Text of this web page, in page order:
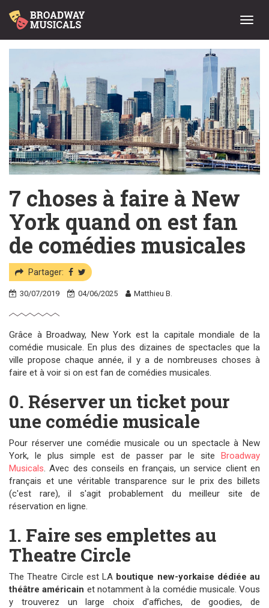
Menu
7 choses à faire à New
York quand on est fan
de comédies musicales
Partager:
30/07/2019 04/06/2025 Matthieu B.
Grâce à Broadway, New York est la capitale mondiale de la
comédie musicale. En plus des dizaines de spectacles que la
ville propose chaque année, il y a de nombreuses choses à
faire et à voir si on est fan de comédies musicales.
0. Réserver un ticket pour
une comédie musicale
Pour réserver une comédie musicale ou un spectacle à New
York, le plus simple est de passer par le site Broadway
Musicals. Avec des conseils en français, un service client en
français et une véritable transparence sur le prix des billets
(c'est rare), il s'agit probablement du meilleur site de
réservation en ligne.
1. Faire ses emplettes au
Theatre Circle
The Theatre Circle est LA boutique new-yorkaise dédiée au
théâtre américain et notamment à la comédie musicale. Vous
y trouverez un large choix d'affiches, de goodies, de